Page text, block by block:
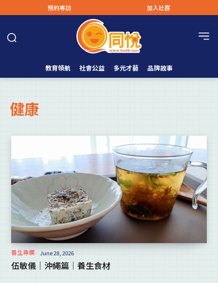
預約專訪 加入社群
教育領航 社會公益 多元才藝 品牌故事
健康
養生專欄 June 28, 2026
伍敏儀｜沖繩篇｜養生食材